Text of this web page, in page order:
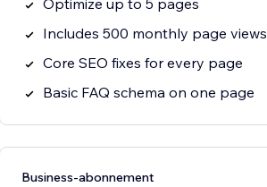
Optimize up to 5 pages
Includes 500 monthly page views
Core SEO fixes for every page
Basic FAQ schema on one page
Business-abonnement